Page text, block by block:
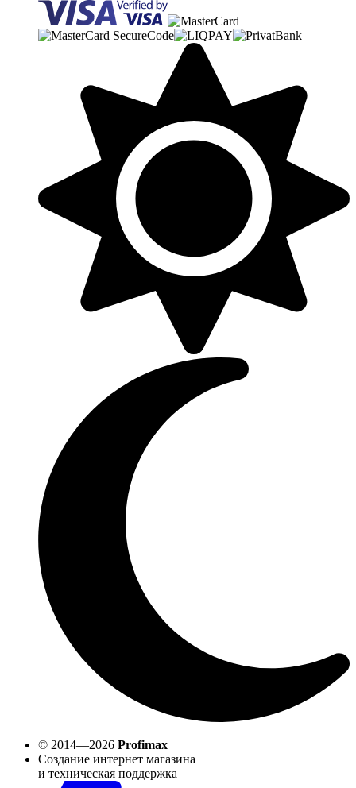
© 2014—2026 Profimax
Создание интернет магазина
и техническая поддержка